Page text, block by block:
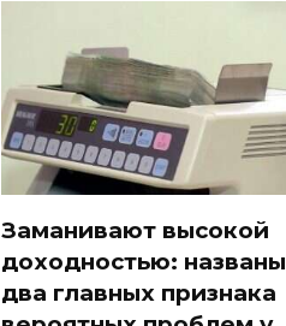
Заманивают высокой
доходностью: названы
два главных признака